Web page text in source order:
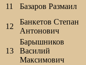
11 Базаров Размаил
12
Банкетов Степан
Антонович
13
Барышников
Василий
Максимович